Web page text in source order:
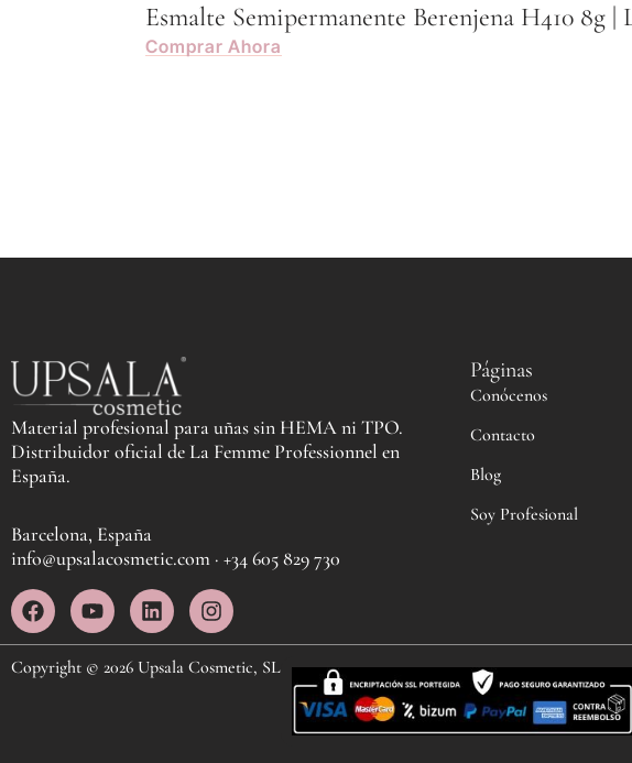
Esmalte Semipermanente Berenjena H410 8g |
Comprar Ahora
Material profesional para uñas sin HEMA ni TPO.
Distribuidor oficial de La Femme Professionnel en
España.
Barcelona, España
info@upsalacosmetic.com · +34 605 829 730
F
a
c
e
b
Y
o
u
t
L
i
n
k
e
I
n
s
t
Páginas
Conócenos
Contacto
Blog
Soy Profesional
Copyright © 2026 Upsala Cosmetic, SL